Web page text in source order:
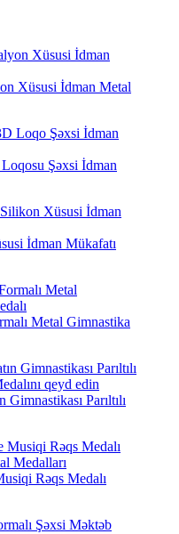
Xüsusi İdman Metal
Şəxsi İdman
İdman Mükafatı
Metal Gimnastika
Parıltılı
Rəqs Medalı